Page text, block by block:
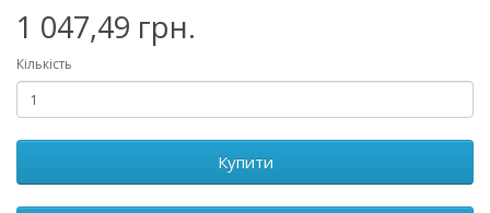
1 047,49 грн.
Кількість
Купити